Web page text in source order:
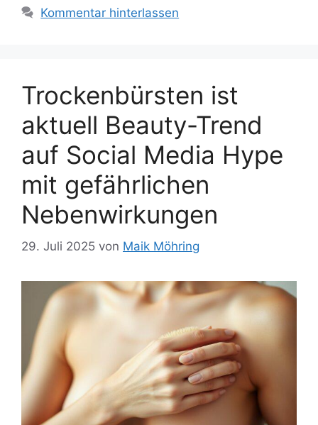
Kommentar hinterlassen
Trockenbürsten ist
aktuell Beauty-Trend
auf Social Media Hype
mit gefährlichen
Nebenwirkungen
29. Juli 2025 von Maik Möhring